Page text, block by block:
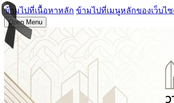
ข้ามไปที่เนื้อหาหลัก ข้ามไปที่เมนูหลักของเว็บไ
Open Menu